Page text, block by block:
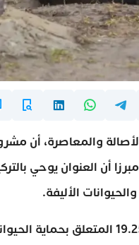
والمعاصرة، أن
أن العنوان يوحي
الأليفة.
وخلال مناقشة مشروع القانون رقم